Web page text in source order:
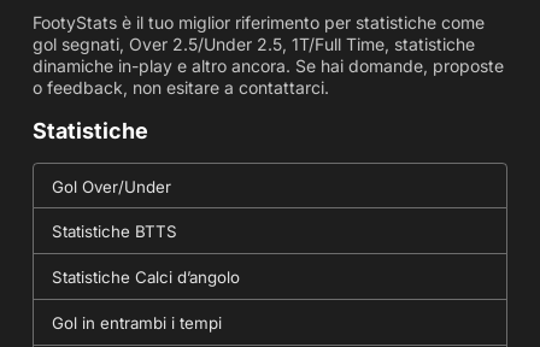
FootyStats è il tuo miglior riferimento per statistiche come
gol segnati, Over 2.5/Under 2.5, 1T/Full Time, statistiche
dinamiche in-play e altro ancora. Se hai domande, proposte
o feedback, non esitare a contattarci.
Statistiche
Gol Over/Under
Statistiche BTTS
Statistiche Calci d’angolo
Gol in entrambi i tempi